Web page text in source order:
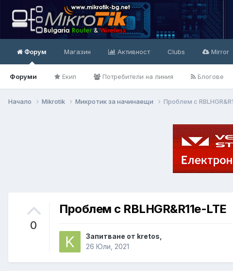
Форум
Форуми Екип Потребители на линия Блогове
Магазин Активност Clubs Mirror
Начало Mikrotik Микротик за начинаещи Проблем с
0
Проблем с RBLHGR&R11e-LTE
Запитване от kretos,
26 Юли, 2021